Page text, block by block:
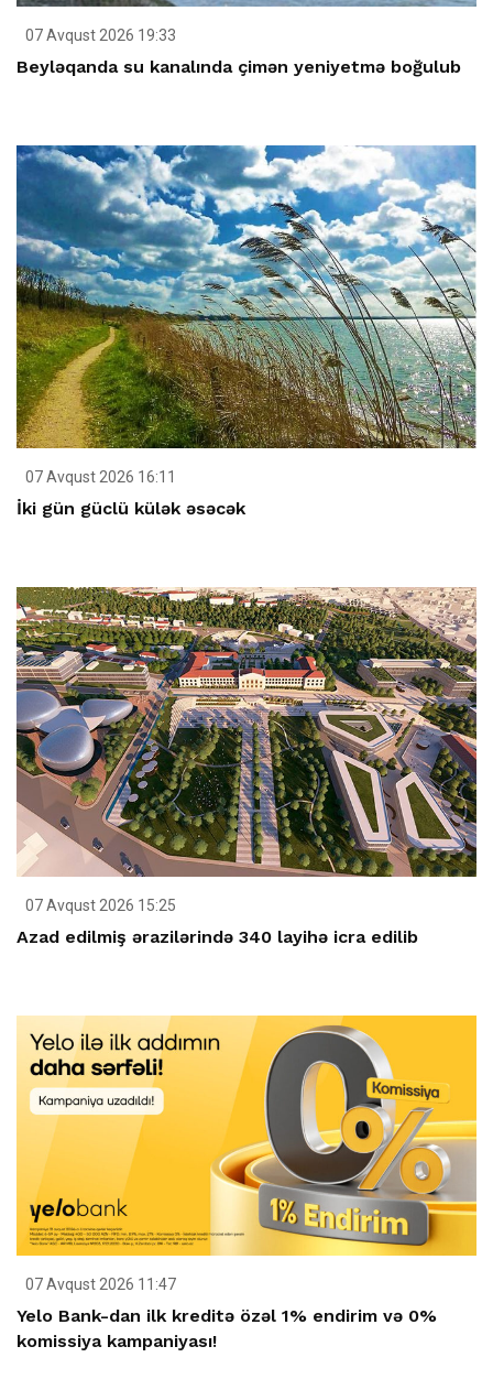
07 Avqust 2026 19:33
Beyləqanda su kanalında çimən yeniyetmə boğulub
07 Avqust 2026 16:11
İki gün güclü külək əsəcək
07 Avqust 2026 15:25
Azad edilmiş ərazilərində 340 layihə icra edilib
07 Avqust 2026 11:47
Yelo Bank-dan ilk kreditə özəl 1% endirim və 0%
komissiya kampaniyası!